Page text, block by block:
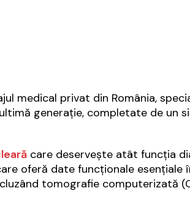
medical privat din România,
generație, completate de un
care deservește atât funcția
oferă date funcționale esențiale
tomografie computerizată